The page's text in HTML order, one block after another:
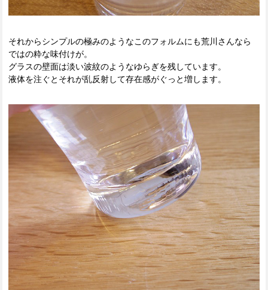
それからシンプルの極みのようなこのフォルムにも荒川さんなら
ではの粋な味付けが。
グラスの壁面は淡い波紋のようなゆらぎを残しています。
液体を注ぐとそれが乱反射して存在感がぐっと増します。